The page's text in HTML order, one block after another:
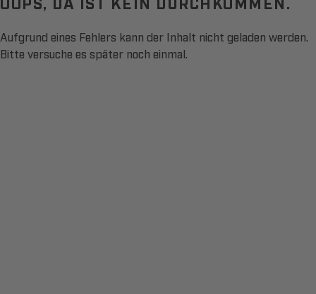
Aufgrund eines Fehlers kann der Inhalt nicht geladen werden.
Bitte versuche es später noch einmal.